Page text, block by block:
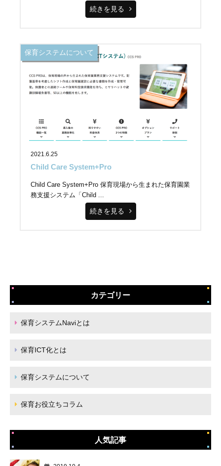
続きを見る
2021.6.25
Child Care System+Pro
Child Care System+Pro 保育現場から生まれた保育園業
務支援システム「Child ...
続きを見る
保育システムについて
カテゴリー
保育システムNaviとは
保育ICT化とは
保育システムについて
保育お役立ちコラム
人気記事